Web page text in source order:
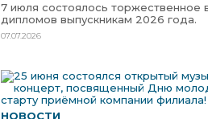
7 июля состоялось торжественное
дипломов выпускникам 2026 года.
07.07.2026
НОВОСТИ